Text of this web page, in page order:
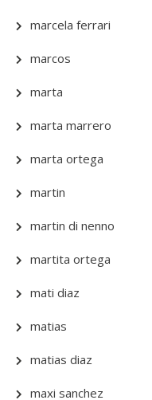
marcela ferrari
marcos
marta
marta marrero
marta ortega
martin
martin di nenno
martita ortega
mati diaz
matias
matias diaz
maxi sanchez